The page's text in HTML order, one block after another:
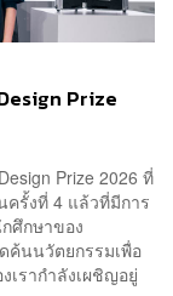
Prize
Prize 2026 ที่
ครั้งที่ 4 แล้วที่มีการ
ศึกษาของ
ค้นนวัตยกรรมเพื่อ
เรากำลังเผชิญอยู่